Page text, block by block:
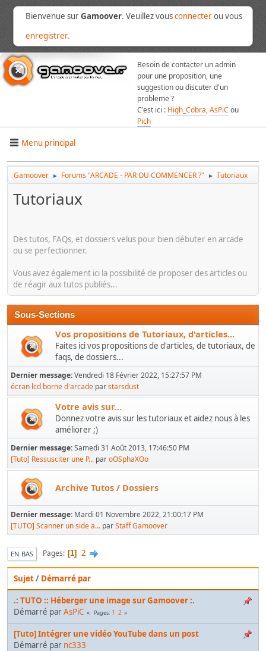
Bienvenue surGamoover. Veuillez vousconnecterou vous
enregistrer.
Besoin de contacter un admin
pour une proposition, une
suggestion ou discuter d'un
probleme ?
C'est ici : High_Cobra,AsPiC ou
Pich
Menu principal
Gamoover ► Forums "ARCADE - PAR OU COMMENCER ?" ► Tutoriaux
Tutoriaux
Des tutos, FAQs, et dossiers velus pour bien débuter en arcade
ou se perfectionner.
Vous avez également ici la possibilité de proposer des articles ou
de réagir aux tutos publiés...
Sous-Sections
Vos propositions de Tutoriaux, d'articles...
Faites ici vos propositions de d'articles, de tutoriaux, de
faqs, de dossiers...
Dernier message:Vendredi 18 Février 2022, 15:27:57 PM
écran lcd borne d'arcade parstarsdust
Votre avis sur...
Donnez votre avis sur les tutoriaux et aidez nous à les
améliorer ;)
Dernier message:Samedi 31 Août 2013, 17:46:50 PM
[Tuto] Ressusciter une P... paroOSphaXOo
Archive Tutos / Dossiers
Dernier message: Mardi 01 Novembre 2022, 21:00:17 PM
[TUTO] Scanner un side a... parStaff Gamoover
EN BAS Pages 1 2
Sujet/ Démarré par
.: TUTO :: Héberger une image sur Gamoover :.
Démarré parAsPiC Pages 1 2
[Tuto] Intégrer une vidéo YouTube dans un post
Démarré par nc333